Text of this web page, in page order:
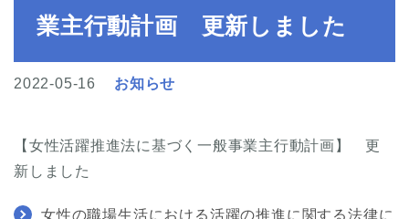
業主行動計画 更新しました
2022-05-16 お知らせ
【 女性活躍推進法に基づく一般事業主行動計画 】 更
新しました
女性の職場生活における活躍の推進に関する法律に